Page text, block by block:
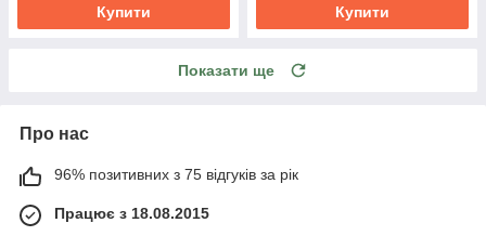
Купити Купити
Показати ще
Про нас
96% позитивних з 75 відгуків за рік
Працює з 18.08.2015